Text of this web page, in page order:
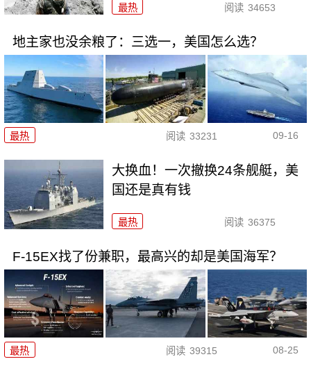
最热 阅读 34653
地主家也没余粮了：三选一，美国怎么选？
最热 阅读 33231 09-16
大换血！一次撤换24条舰艇，美
国还是真有钱
最热 阅读 36375
F-15EX找了份兼职，最高兴的却是美国海军？
最热 阅读 39315 08-25